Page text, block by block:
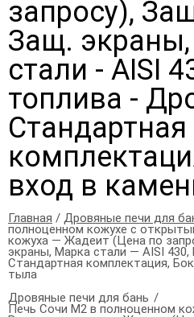
запросу),
Защ.
стали - AISI
топлива -
Стандартная
вход в
Главная / Дровяные печи для
полноценном кожухе с
кожуха — Жадеит (Цена по
экраны, Марка стали — AISI
Стандартная комплектация,
тыла
Дровяные печи для бань
Печь Сочи М2 в полноценном